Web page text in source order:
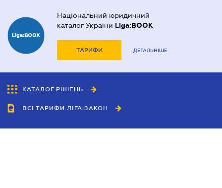
Національний юридичний
каталог України Liga:BOOK
ТАРИФИ ДЕТАЛЬНІШЕ
КАТАЛОГ РІШЕНЬ
ВСІ ТАРИФИ ЛІГА:ЗАКОН